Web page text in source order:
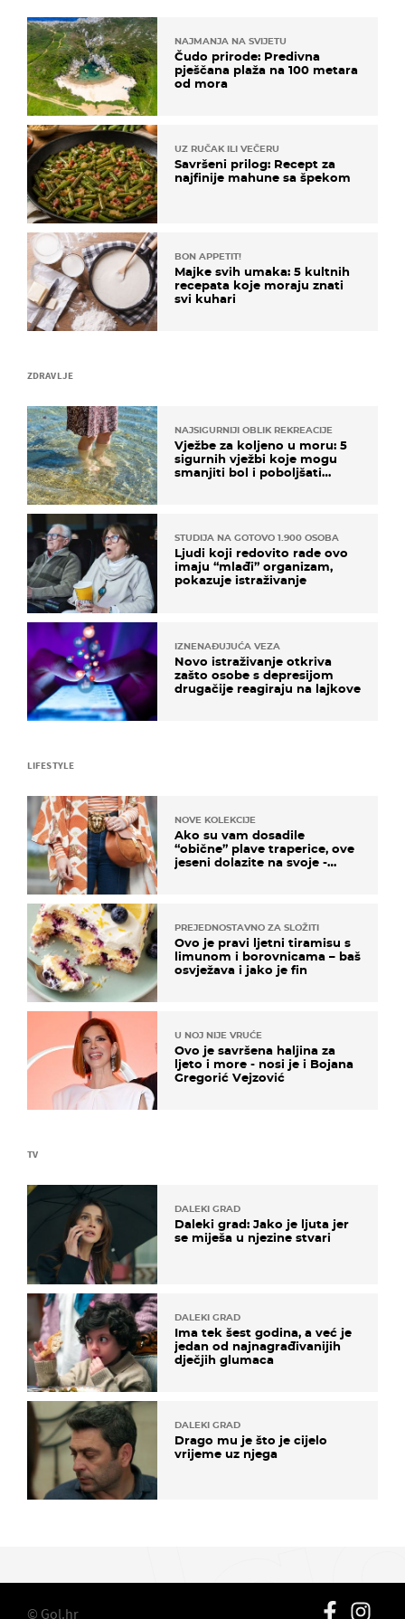
ZDRAVLJE
NAJSIGURNIJI OBLIK REKREACIJE
Vježbe za koljeno u moru: 5
sigurnih vježbi koje mogu
smanjiti bol i poboljšati
STUDIJA NA GOTOVO 1.900 OSOBA
Ljudi koji redovito rade ovo
imaju “mlađi” organizam,
pokazuje istraživanje
IZNENAĐUJUĆA VEZA
Novo istraživanje otkriva
zašto osobe s depresijom
drugačije reagiraju na lajkove
TV
DALEKI GRAD
Daleki grad: Jako je ljuta jer
se miješa u njezine stvari
DALEKI GRAD
Ima tek šest godina, a već je
jedan od najnagrađivanijih
dječjih glumaca
DALEKI GRAD
Drago mu je što je cijelo
vrijeme uz njega
NAJMANJA NA SVIJETU
Čudo prirode: Predivna
pješčana plaža na 100 metara
od mora
UZ RUČAK ILI VEČERU
Savršeni prilog: Recept za
najfinije mahune sa špekom
BON APPETIT!
Majke svih umaka: 5 kultnih
recepata koje moraju znati
svi kuhari
LIFESTYLE
NOVE KOLEKCIJE
Ako su vam dosadile
“obične” plave traperice, ove
jeseni dolazite na svoje -
PREJEDNOSTAVNO ZA SLOŽITI
Ovo je pravi ljetni tiramisu s
limunom i borovnicama – baš
osvježava i jako je fin
U NOJ NIJE VRUĆE
Ovo je savršena haljina za
ljeto i more - nosi je i Bojana
Gregorić Vejzović
© Gol.hr